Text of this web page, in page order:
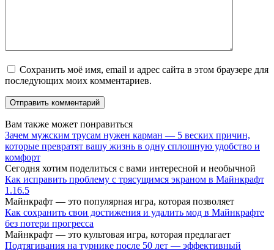
Сохранить моё имя, email и адрес сайта в этом браузере для
последующих моих комментариев.
Вам также может понравиться
Зачем мужским трусам нужен карман — 5 веских причин,
которые превратят вашу жизнь в одну сплошную удобство и
комфорт
Сегодня хотим поделиться с вами интересной и необычной
Как исправить проблему с трясущимся экраном в Майнкрафт
1.16.5
Майнкрафт — это популярная игра, которая позволяет
Как сохранить свои достижения и удалить мод в Майнкрафте
без потери прогресса
Майнкрафт — это культовая игра, которая предлагает
Подтягивания на турнике после 50 лет — эффективный